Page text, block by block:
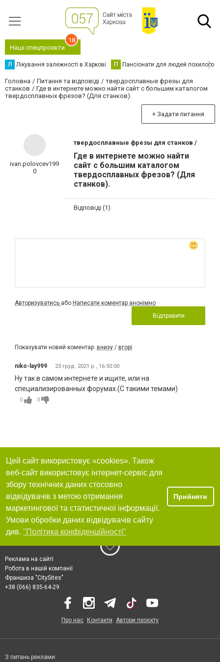
Наші спецпроєкти
18
Л Лікування залежності в Харкові П Пансіонати для людей похилого
Головна Питання та відповіді
твердосплавные фрезы для
станков
Где в интернете можно найти сайт с большим каталогом
твердосплавных фрезов? (Для станков).
+ Задати питання
ivan.polovcev199
0
твердосплавные фрезы для станков /
Где в интернете можно найти
сайт с большим каталогом
твердосплавных фрезов? (Для
станков).
Відповіді (1)
Авторизуватись або Написати коментар анонімно
Відправити
Показувати новий коментар: внизу / вгорі
niko-lay999 23 груд. 2021 р., 16:50:00
Ну так в самом интернете и ищите, или на
специализированных форумах.(С такими темами)
0 0
Цей сайт використовує «cookies». Також
веб-сайт використовує інтернет-сервіс для
збору технічних даних стосовно
відвідувачів з метою отримання
маркетингової та статистичної інформації.
Умови обробки даних відвідувачів сайту
див. "Політика конфіденційності"
Прийняти
Реклама на сайті
Робота в нашій компанії
Франшиза "CitySites"
+38 (066) 835-64-29
Про нас Контакти Автори проєкту
З питань реклами: